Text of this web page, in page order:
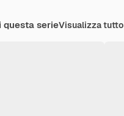
questa serieVisualizza tutto